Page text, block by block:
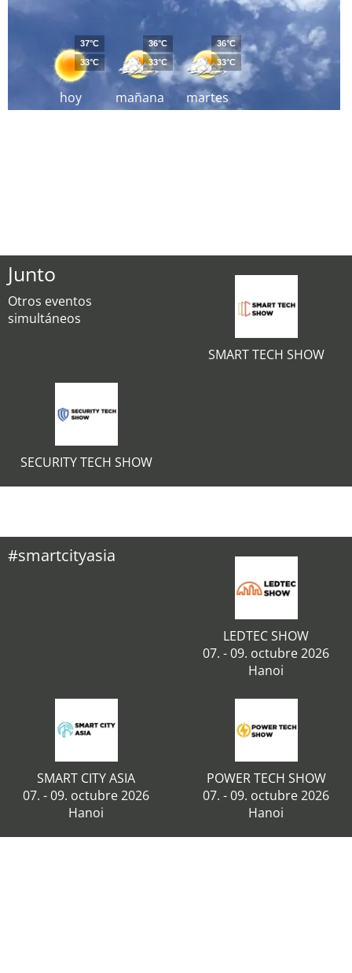
hoy
37°C
33°C
mañana
36°C
33°C
martes
36°C
33°C
Junto
Otros eventos
simultáneos
SMART TECH SHOW
SECURITY TECH SHOW
#smartcityasia
LEDTEC SHOW
07. - 09. octubre 2026
Hanoi
SMART CITY ASIA
07. - 09. octubre 2026
Hanoi
POWER TECH SHOW
07. - 09. octubre 2026
Hanoi